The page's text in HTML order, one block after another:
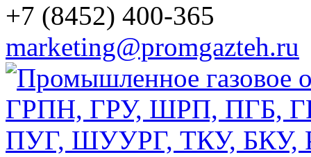
+7 (8452) 400-365
marketing@promgazteh.ru